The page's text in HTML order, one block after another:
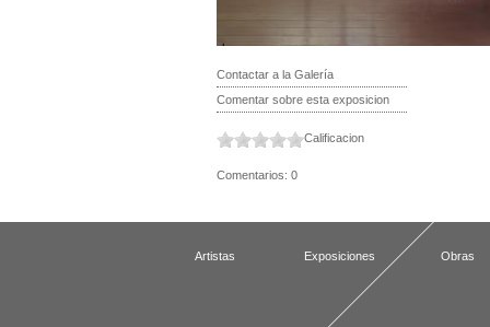
Contactar a la Galería
Comentar sobre esta exposicion
Calificacion
Comentarios: 0
Artistas Exposiciones Obras